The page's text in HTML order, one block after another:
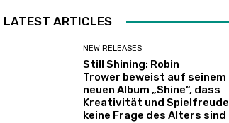
LATEST ARTICLES
NEW RELEASES
Still Shining: Robin
Trower beweist auf seinem
neuen Album „Shine“, dass
Kreativität und Spielfreude
keine Frage des Alters sind